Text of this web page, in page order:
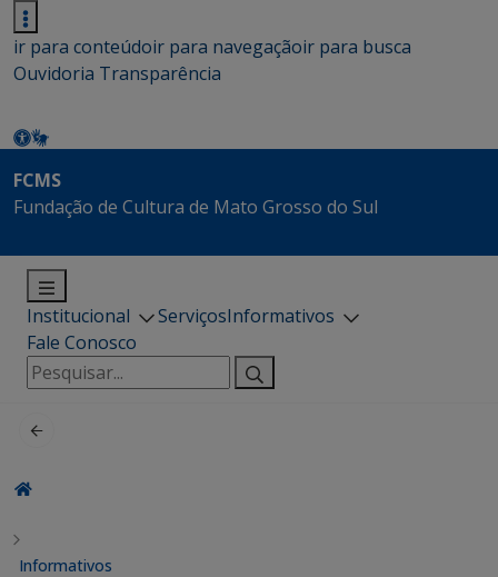
ir para conteúdoir para navegaçãoir para busca
Ouvidoria Transparência
FCMS
Fundação de Cultura de Mato Grosso do Sul
Institucional ServiçosInformativos
Fale Conosco
Pesquisar
por:
Informativos